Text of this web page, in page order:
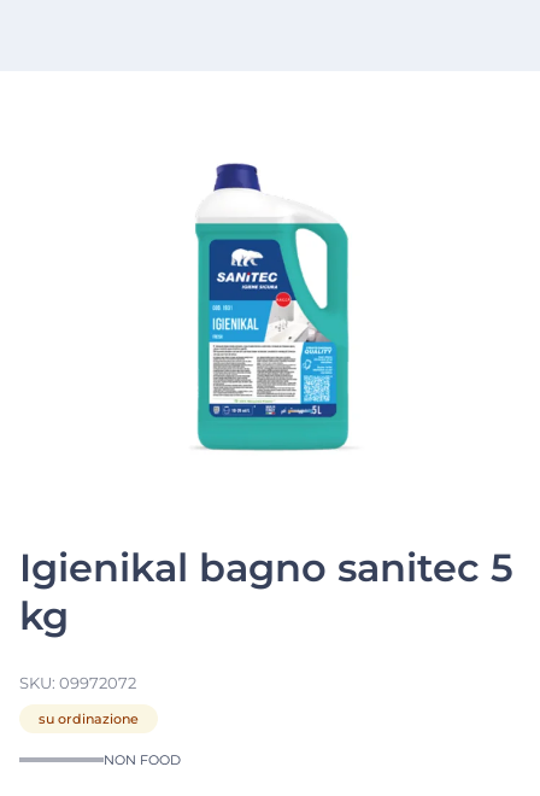
Igienikal bagno sanitec 5
kg
SKU: 09972072
su ordinazione
NON FOOD